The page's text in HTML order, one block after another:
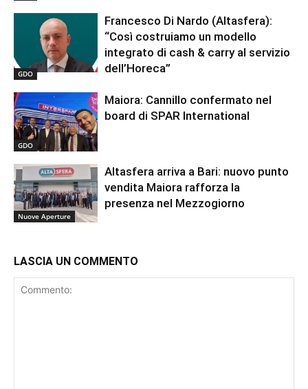
GDO
Francesco Di Nardo (Altasfera):
“Così costruiamo un modello
integrato di cash & carry al servizio
dell’Horeca”
GDO
Maiora: Cannillo confermato nel
board di SPAR International
Nuove Aperture
Altasfera arriva a Bari: nuovo punto
vendita Maiora rafforza la
presenza nel Mezzogiorno
LASCIA UN COMMENTO